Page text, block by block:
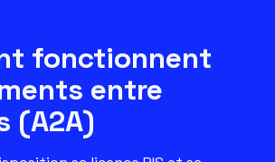
fonctionnent
entre
(A2A)